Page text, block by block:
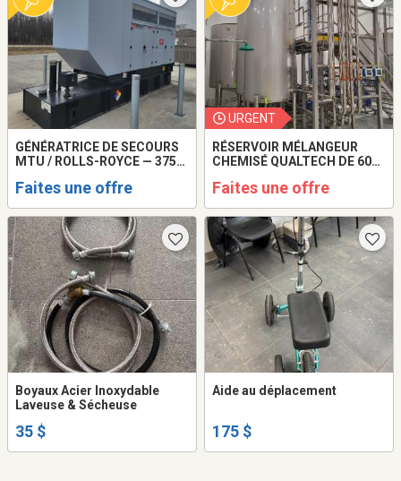
GÉNÉRATRICE DE SECOURS
MTU / ROLLS-ROYCE — 375
Faites une offre
URGENT
RÉSERVOIR MÉLANGEUR
CHEMISÉ QUALTECH DE 600
Faites une offre
Boyaux Acier Inoxydable
Laveuse & Sécheuse
35 $
Aide au déplacement
175 $